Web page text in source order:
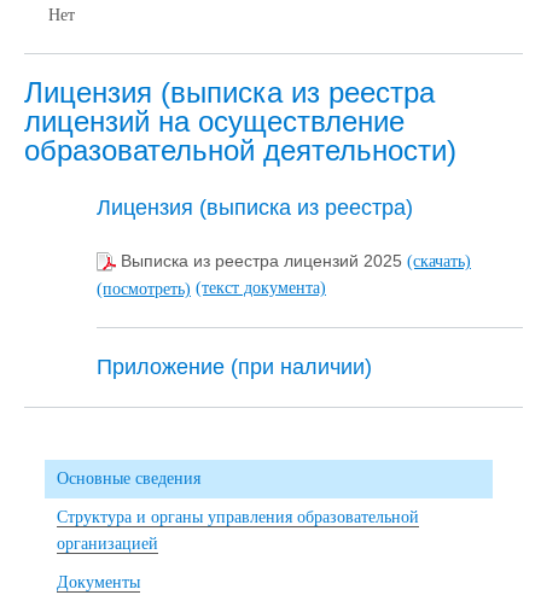
Нет
Лицензия (выписка из реестра
лицензий на осуществление
образовательной деятельности)
Лицензия (выписка из реестра)
Выписка из реестра лицензий 2025 (скачать)
(посмотреть) (текст документа)
Приложение (при наличии)
Основные сведения
Структура и органы управления образовательной
организацией
Документы